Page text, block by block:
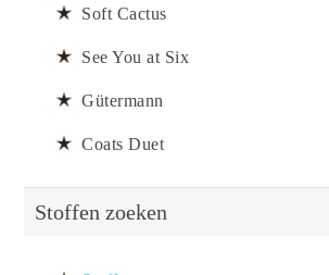
Soft Cactus
See You at Six
Gütermann
Coats Duet
Stoffen zoeken